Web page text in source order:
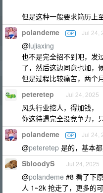
但是这种一般要求简历上
polandeme OP Jul 24,
@lujiaxing
也不是完全招不到吧，发
了，然后这边同意也加，
但是过程比较痛苦，两个
peteretep Jul 24, 2025
风头行业挖人，得加钱，
你这待遇完全没竞争力，
polandeme OP Jul 24,
@peteretep 是的，基本
SbloodyS Jul 24, 2025
@polandeme #8 看了下
人 1~2k 抢走了，更多的